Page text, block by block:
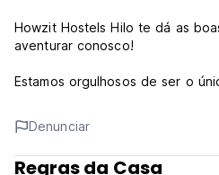
Howzit Hostels Hilo te dá as
aventurar conosco!
Estamos orgulhosos de ser o
diversão de nossos hóspedes.
Embaixadores Aloha está
você as paisagens mais
oferecer. Hilo é uma joia
Denunciar
Regras da Casa